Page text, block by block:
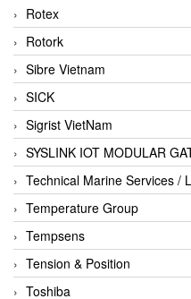
Rotex
Rotork
Sibre Vietnam
SICK
Sigrist VietNam
SYSLINK IOT MODULAR
Technical Marine Services /
Temperature Group
Tempsens
Tension & Position
Toshiba